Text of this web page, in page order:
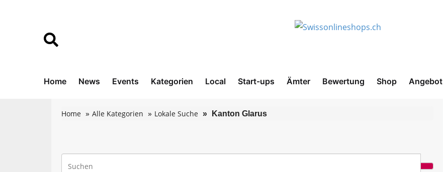
Home News Events Kategorien Local Start-ups Ämter Bewertung Shop Angebot
Home Alle Kategorien Lokale Suche Kanton Glarus